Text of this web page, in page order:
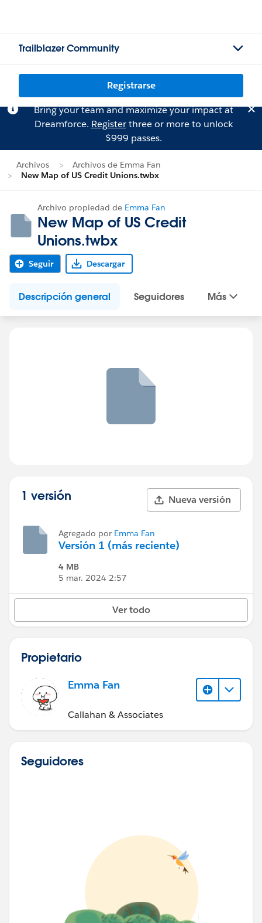
Trailblazer Community
Registrarse
Bring your team and maximize your impact at
Dreamforce. Registerthree or more to unlock
$999 passes.
Archivos
Archivos de Emma Fan
New Map of US Credit Unions.twbx
Archivo propiedad de Emma Fan
New Map of US Credit
Unions.twbx
Seguir Descargar
Descripción general Seguidores Más
1 versión Nueva versión
Agregado por Emma Fan
Versión 1 (más reciente)
4 MB
5 mar. 2024 2:57
Ver todo
Propietario
Emma Fan
Callahan & Associates
Seguidores